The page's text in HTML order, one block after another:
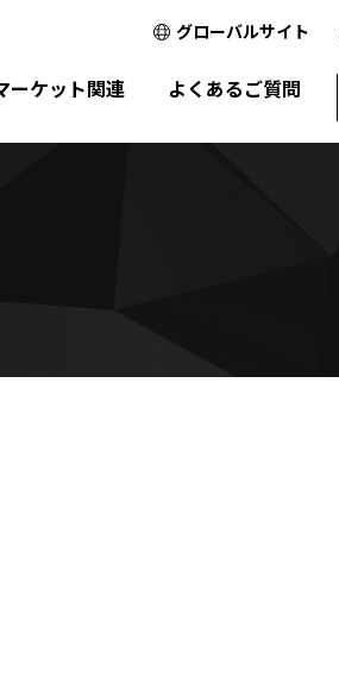
グローバルサイト
ーケット関連 よくあるご質問